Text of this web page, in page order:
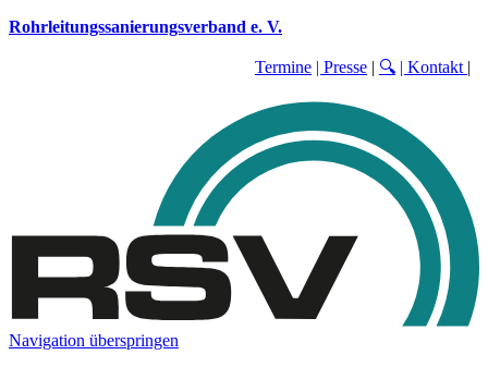
Rohrleitungssanierungsverband e. V.
Termine | Presse | 🔍 | Kontakt |
Navigation überspringen